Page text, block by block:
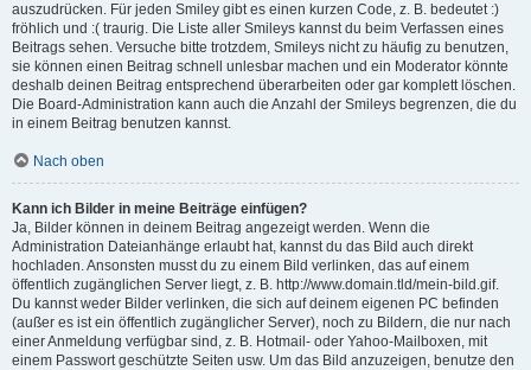
auszudrücken. Für jeden Smiley gibt es einen kurzen Code, z. B. bedeutet :)
fröhlich und :( traurig. Die Liste aller Smileys kannst du beim Verfassen eines
Beitrags sehen. Versuche bitte trotzdem, Smileys nicht zu häufig zu benutzen,
sie können einen Beitrag schnell unlesbar machen und ein Moderator könnte
deshalb deinen Beitrag entsprechend überarbeiten oder gar komplett löschen.
Die Board-Administration kann auch die Anzahl der Smileys begrenzen, die du
in einem Beitrag benutzen kannst.
Nach oben
Kann ich Bilder in meine Beiträge einfügen?
Ja, Bilder können in deinem Beitrag angezeigt werden. Wenn die
Administration Dateianhänge erlaubt hat, kannst du das Bild auch direkt
hochladen. Ansonsten musst du zu einem Bild verlinken, das auf einem
öffentlich zugänglichen Server liegt, z. B. http://www.domain.tld/mein-bild.gif.
Du kannst weder Bilder verlinken, die sich auf deinem eigenen PC befinden
(außer es ist ein öffentlich zugänglicher Server), noch zu Bildern, die nur nach
einer Anmeldung verfügbar sind, z. B. Hotmail- oder Yahoo-Mailboxen, mit
einem Passwort geschützte Seiten usw. Um das Bild anzuzeigen, benutze den